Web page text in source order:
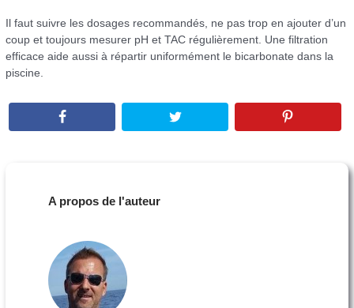
Il faut suivre les dosages recommandés, ne pas trop en ajouter d’un
coup et toujours mesurer pH et TAC régulièrement. Une filtration
efficace aide aussi à répartir uniformément le bicarbonate dans la
piscine.
A propos de l'auteur